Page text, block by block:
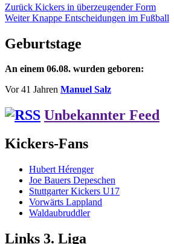
Beitragsnavigation
Zurück Vorheriger
Beitrag:
Kickers in überzeugender Form
Weiter Nächster
Knappe Entscheidungen im Fußball
Geburtstage
An einem 06.08. wurden geboren:
Vor 41 Jahren Manuel Salz
Unbekannter Feed
Kickers-Fans
Hubert Hérenger
Joe Bauers Depeschen
Stuttgarter Kickers U17
Vorwärts Lappland
Waldaubruddler
Links 3. Liga